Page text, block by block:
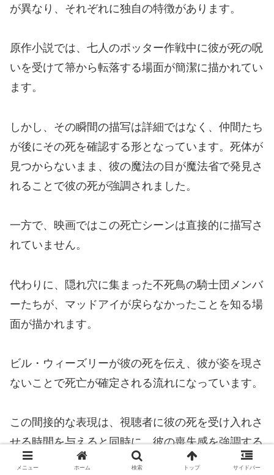
が異なり、それぞれに独自の特徴があります。
原作小説では、七人のポッター作戦中に彼が死の呪
いを受けて箒から転落する場面が簡潔に描かれてい
ます。
しかし、その瞬間の描写は詳細ではなく、仲間たち
が後にその死を確認する形となっています。死体が
見つからないまま、彼の魔法の目が魔法省で発見さ
れることで彼の死が強調されました。
一方で、映画ではこの死亡シーンは直接的に描写さ
れていません。
代わりに、隠れ穴に集まった不死鳥の騎士団メンバ
ーたちが、マッドアイが戻らなかったことを知る場
面が描かれます。
ビル・ウィーズリーが彼の死を伝え、彼が姿を現さ
ないことで死亡が確定される流れになっています。
この間接的な表現は、視聴者に彼の死を受け入れさ
せる時間を与えると同時に、彼の喪失感を強調する
効果を生み出しました。
メニュー ホーム 検索 トップ サイドバー